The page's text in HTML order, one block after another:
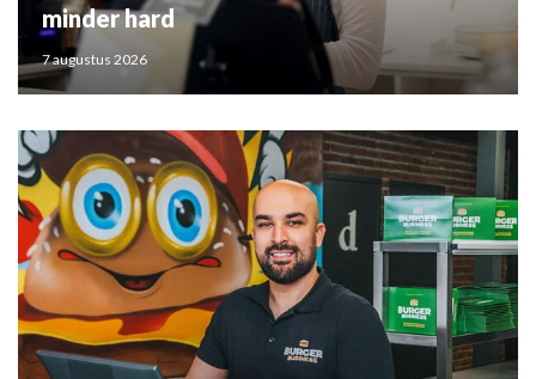
minder hard
7 augustus 2026